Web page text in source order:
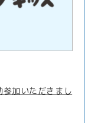
加いただきまし